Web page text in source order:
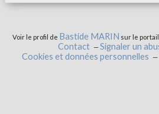
Voir le profil de Bastide MARIN sur le
Contact
Signaler un
Cookies et données personnelles